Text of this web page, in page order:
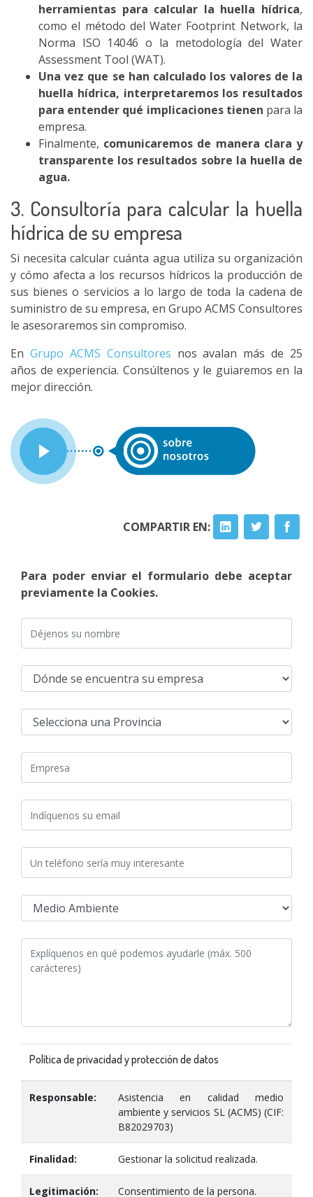
herramientas para calcular la huella hídrica,
como el método del Water Footprint Network, la
Norma ISO 14046 o la metodología del Water
Assessment Tool (WAT).
Una vez que se han calculado los valores de la
huella hídrica, interpretaremos los resultados
para entender qué implicaciones tienen para la
empresa.
Finalmente, comunicaremos de manera clara y
transparente los resultados sobre la huella de
agua.
3. Consultoría para calcular la huella
hídrica de su empresa
Si necesita calcular cuánta agua utiliza su organización
y cómo afecta a los recursos hídricos la producción de
sus bienes o servicios a lo largo de toda la cadena de
suministro de su empresa, en Grupo ACMS Consultores
le asesoraremos sin compromiso.
En Grupo ACMS Consultores nos avalan más de 25
años de experiencia. Consúltenos y le guiaremos en la
mejor dirección.
COMPARTIR EN:
Para poder enviar el formulario debe aceptar
previamente la Cookies.
Política de privacidad y protección de datos
Responsable:
Asistencia en calidad medio
ambiente y servicios SL (ACMS) (CIF:
B82029703)
Finalidad: Gestionar la solicitud realizada.
Legitimación: Consentimiento de la persona.